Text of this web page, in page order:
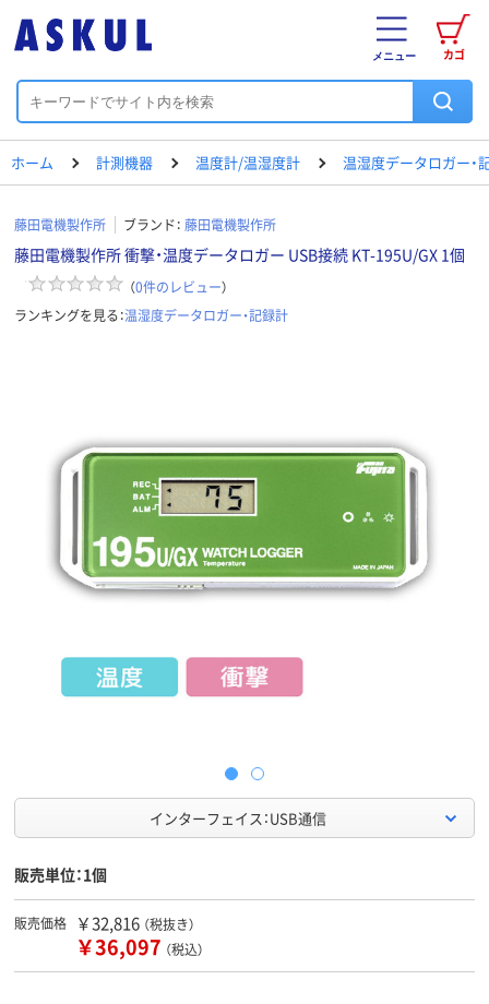
カゴ
メニュー
ホーム 計測機器 温度計/温湿度計 温湿度データロガー・
藤田電機製作所 ブランド： 藤田電機製作所
藤田電機製作所 衝撃・温度データロガー USB接続 KT-195U/GX 1個
（0件のレビュー）
ランキングを見る：温湿度データロガー・記録計
インターフェイス：USB通信
販売単位：1個
販売価格 ￥32,816 （税抜き）
￥36,097 （税込）